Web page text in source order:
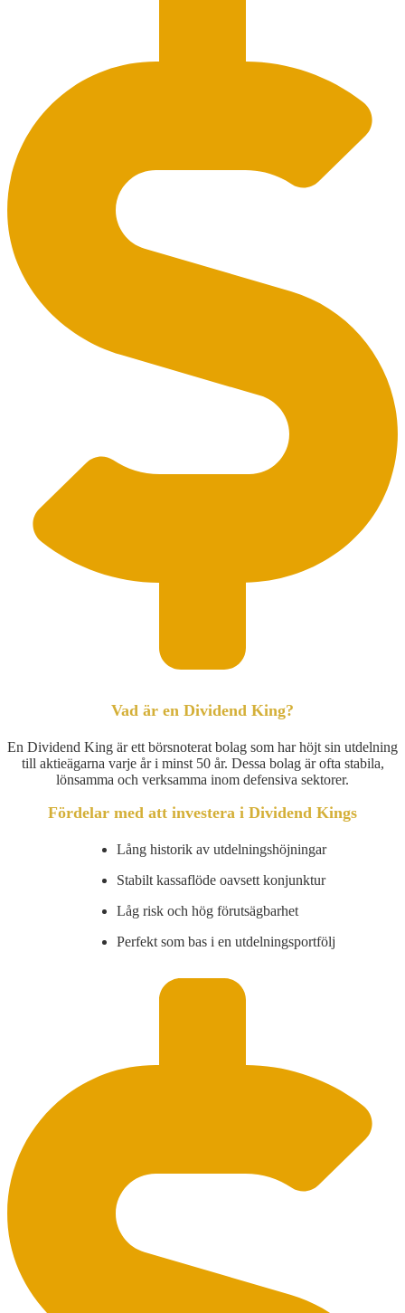
Vad är en Dividend King?
En Dividend King är ett börsnoterat bolag som har höjt sin utdelning
till aktieägarna varje år i minst 50 år. Dessa bolag är ofta stabila,
lönsamma och verksamma inom defensiva sektorer.
Fördelar med att investera i Dividend Kings
Lång historik av utdelningshöjningar
Stabilt kassaflöde oavsett konjunktur
Låg risk och hög förutsägbarhet
Perfekt som bas i en utdelningsportfölj